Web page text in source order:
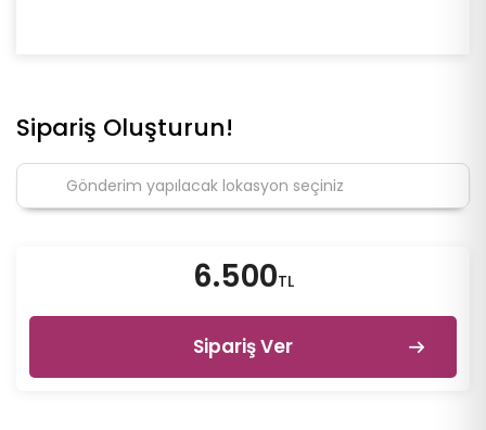
Sipariş Oluşturun!
6.500TL
Sipariş Ver